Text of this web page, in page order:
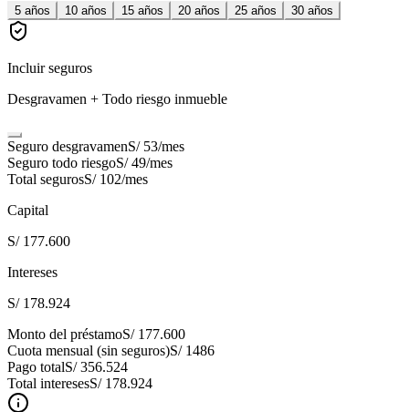
5 años 10 años 15 años 20 años 25 años 30 años
Incluir seguros
Desgravamen + Todo riesgo inmueble
Seguro desgravamenS/ 53/mes
Seguro todo riesgoS/ 49/mes
Total segurosS/ 102/mes
Capital
S/ 177.600
Intereses
S/ 178.924
Monto del préstamoS/ 177.600
Cuota mensual (sin seguros)S/ 1486
Pago totalS/ 356.524
Total interesesS/ 178.924